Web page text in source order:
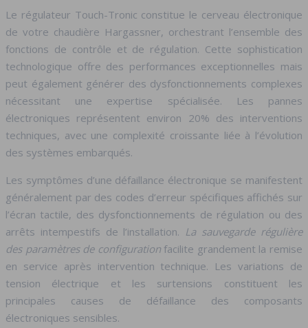
Le régulateur Touch-Tronic constitue le cerveau électronique
de votre chaudière Hargassner, orchestrant l’ensemble des
fonctions de contrôle et de régulation. Cette sophistication
technologique offre des performances exceptionnelles mais
peut également générer des dysfonctionnements complexes
nécessitant une expertise spécialisée. Les pannes
électroniques représentent environ 20% des interventions
techniques, avec une complexité croissante liée à l’évolution
des systèmes embarqués.
Les symptômes d’une défaillance électronique se manifestent
généralement par des codes d’erreur spécifiques affichés sur
l’écran tactile, des dysfonctionnements de régulation ou des
arrêts intempestifs de l’installation. La sauvegarde régulière
des paramètres de configuration facilite grandement la remise
en service après intervention technique. Les variations de
tension électrique et les surtensions constituent les
principales causes de défaillance des composants
électroniques sensibles.